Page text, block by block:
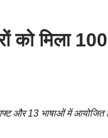
को मिला 100
और 13 भाषाओं में आयोजित